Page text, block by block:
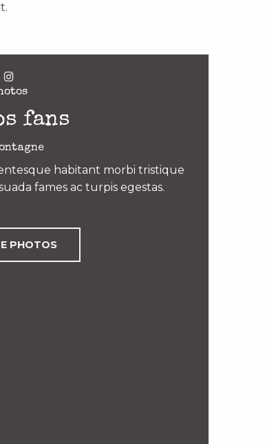
fans
habitant morbi tristique
fames ac turpis egestas.
PHOTOS